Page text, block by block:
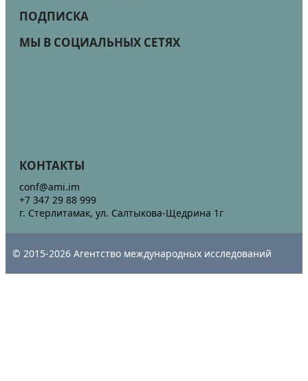
ПОДПИСКА
МЫ В СОЦИАЛЬНЫХ СЕТЯХ
КОНТАКТЫ
conf@ami.im
+7 347 29 88 999
г. Стерлитамак, ул. Салтыкова-Щедрина 1г
© 2015-2026 Агентство международных исследований